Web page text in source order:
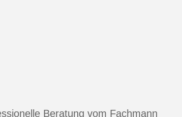
Beratung vom Fachmann